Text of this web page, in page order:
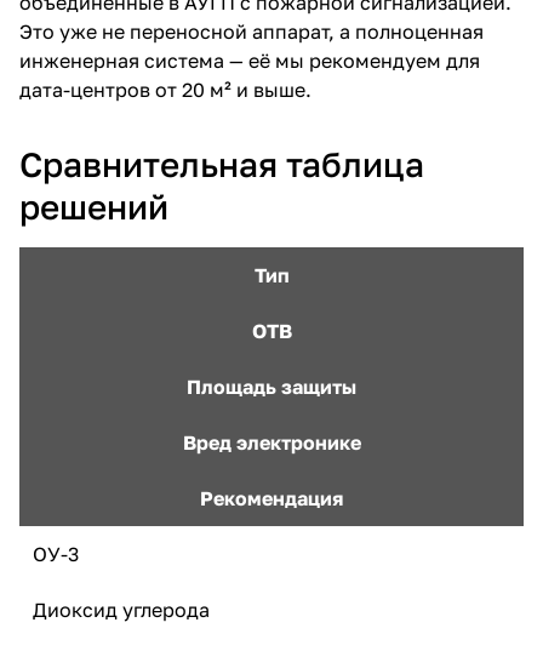
Это уже не переносной аппарат, а полноценная
инженерная система — её мы рекомендуем для
дата-центров от 20 м² и выше.
Сравнительная таблица
решений
Тип
ОТВ
Площадь защиты
Вред электронике
Рекомендация
ОУ-3
Диоксид углерода